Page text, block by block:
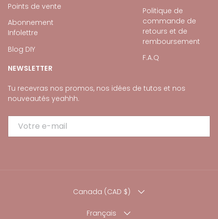
Points de vente
Abonnement
Infolettre
Blog DIY
Politique de
commande de
retours et de
remboursement
F.A.Q
NEWSLETTER
Tu recevras nos promos, nos idées de tutos et nos
nouveautés yeahhh.
PAYS
Canada (CAD $)
LANGUE
Français